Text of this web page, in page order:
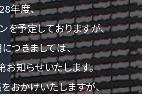
年度、
を予定しておりますが、
つきましては、
知らせいたします。
おかけいたしますが、